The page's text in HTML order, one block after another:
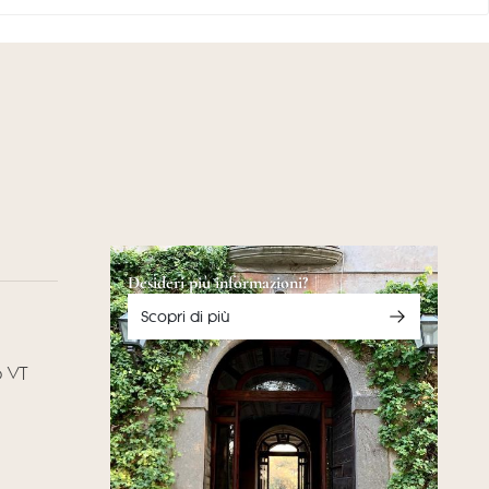
VT
Desideri più informazioni?
Scopri di più